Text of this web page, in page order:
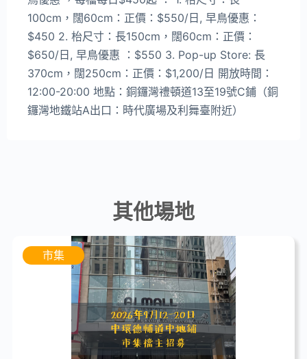
100cm，闊60cm：正價：$550/日, 早鳥優惠：
$450 2. 枱尺寸：長150cm，闊60cm：正價：
$650/日, 早鳥優惠 ：$550 3. Pop-up Store: 長
370cm，闊250cm：正價：$1,200/日 開放時間：
12:00-20:00 地點：銅鑼灣禮頓道13至19號C鋪（銅
鑼灣地鐵站A出口：時代廣場及利舞臺附近）
其他場地
市集